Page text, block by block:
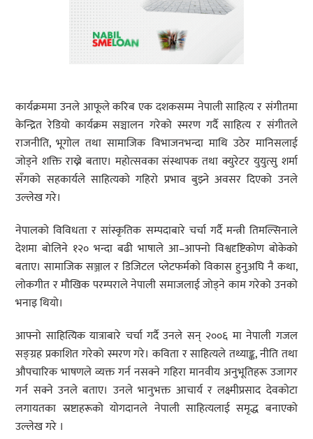
कार्यक्रममा उनले आफूले करिब एक दशकसम्म नेपाली साहित्य र संगीतमा
केन्द्रित रेडियो कार्यक्रम सञ्चालन गरेको स्मरण गर्दै साहित्य र संगीतले
राजनीति, भूगोल तथा सामाजिक विभाजनभन्दा माथि उठेर मानिसलाई
जोड्ने शक्ति राख्ने बताए। महोत्सवका संस्थापक तथा क्युरेटर युयुत्सु शर्मा
सँगको सहकार्यले साहित्यको गहिरो प्रभाव बुझ्ने अवसर दिएको उनले
उल्लेख गरे।
नेपालको विविधता र सांस्कृतिक सम्पदाबारे चर्चा गर्दै मन्त्री तिमल्सिनाले
देशमा बोलिने १२० भन्दा बढी भाषाले आ–आफ्नो विश्वदृष्टिकोण बोकेको
बताए। सामाजिक सञ्जाल र डिजिटल प्लेटफर्मको विकास हुनुअघि नै कथा,
लोकगीत र मौखिक परम्पराले नेपाली समाजलाई जोड्ने काम गरेको उनको
भनाइ थियो।
आफ्नो साहित्यिक यात्राबारे चर्चा गर्दै उनले सन् २००६ मा नेपाली गजल
सङ्ग्रह प्रकाशित गरेको स्मरण गरे। कविता र साहित्यले तथ्याङ्क, नीति तथा
औपचारिक भाषणले व्यक्त गर्न नसक्ने गहिरा मानवीय अनुभूतिहरू उजागर
गर्न सक्ने उनले बताए। उनले भानुभक्त आचार्य र लक्ष्मीप्रसाद देवकोटा
लगायतका स्रष्टाहरूको योगदानले नेपाली साहित्यलाई समृद्ध बनाएको
उल्लेख गरे ।